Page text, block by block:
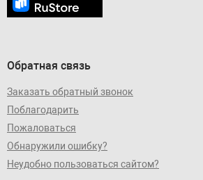
Обратная связь
Заказать обратный звонок
Поблагодарить
Пожаловаться
Обнаружили ошибку?
Неудобно пользоваться сайтом?